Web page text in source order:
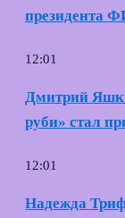
президента
12:01
Дмитрий
руби» стал
12:01
Надежда